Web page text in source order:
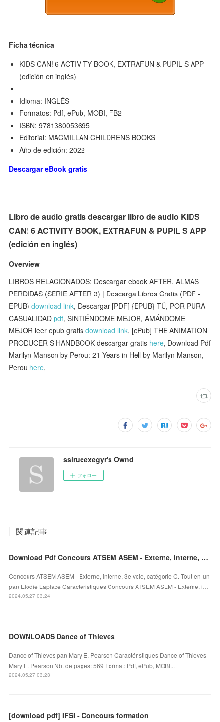
Ficha técnica
KIDS CAN! 6 ACTIVITY BOOK, EXTRAFUN & PUPIL S APP
(edición en inglés)
Idioma: INGLÉS
Formatos: Pdf, ePub, MOBI, FB2
ISBN: 9781380053695
Editorial: MACMILLAN CHILDRENS BOOKS
Año de edición: 2022
Descargar eBook gratis
Libro de audio gratis descargar libro de audio KIDS
CAN! 6 ACTIVITY BOOK, EXTRAFUN & PUPIL S APP
(edición en inglés)
Overview
LIBROS RELACIONADOS: Descargar ebook AFTER. ALMAS
PERDIDAS (SERIE AFTER 3) | Descarga Libros Gratis (PDF -
EPUB)download link, Descargar [PDF] {EPUB} TÚ, POR PURA
CASUALIDADpdf, SINTIÉNDOME MEJOR, AMÁNDOME
MEJOR leer epub gratisdownload link, [ePub] THE ANIMATION
PRODUCER S HANDBOOK descargar gratis here, Download Pdf
Marilyn Manson by Perou: 21 Years in Hell by Marilyn Manson,
Perou here,
ssirucexegyr's Ownd
フォロー
関連記事
Download Pdf Concours ATSEM ASEM - Externe, interne, 3e voie, catégorie C. Tout-en-un
Concours ATSEM ASEM - Externe, interne, 3e voie, catégorie C. Tout-en-un
pan Elodie Laplace Caractéristiques Concours ATSEM ASEM - Externe, i…
2024.05.27 03:24
DOWNLOADS Dance of Thieves
Dance of Thieves pan Mary E. Pearson Caractéristiques Dance of Thieves
Mary E. Pearson Nb. de pages: 569 Format: Pdf, ePub, MOBI...
2024.05.27 03:23
[download pdf] IFSI - Concours formation